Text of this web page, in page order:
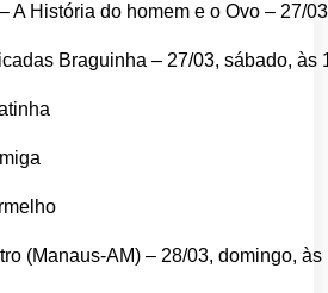
A História do homem e o Ovo – 27/
Braguinha – 27/03, sábado, às
(Manaus-AM) – 28/03, domingo, às